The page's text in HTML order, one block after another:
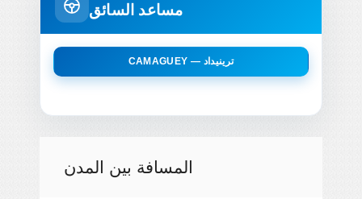
مساعد السائق
CAMAGUEY — ترينيداد
المسافة بين المدن